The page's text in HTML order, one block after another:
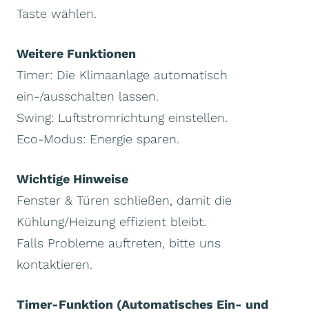
Taste wählen.
Weitere Funktionen
Timer: Die Klimaanlage automatisch
ein-/ausschalten lassen.
Swing: Luftstromrichtung einstellen.
Eco-Modus: Energie sparen.
Wichtige Hinweise
Fenster & Türen schließen, damit die
Kühlung/Heizung effizient bleibt.
Falls Probleme auftreten, bitte uns
kontaktieren.
Timer-Funktion (Automatisches Ein- und